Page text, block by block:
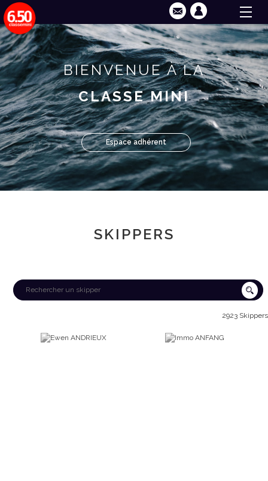
BIENVENUE À LA
CLASSE MINI
Espace adhérent
SKIPPERS
2923 Skippers